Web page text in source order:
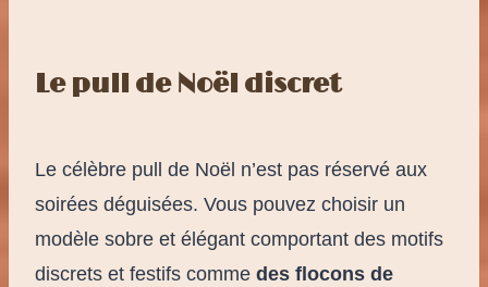
Le pull de Noël discret
Le célèbre pull de Noël n’est pas réservé aux
soirées déguisées. Vous pouvez choisir un
modèle sobre et élégant comportant des motifs
discrets et festifs comme des flocons de